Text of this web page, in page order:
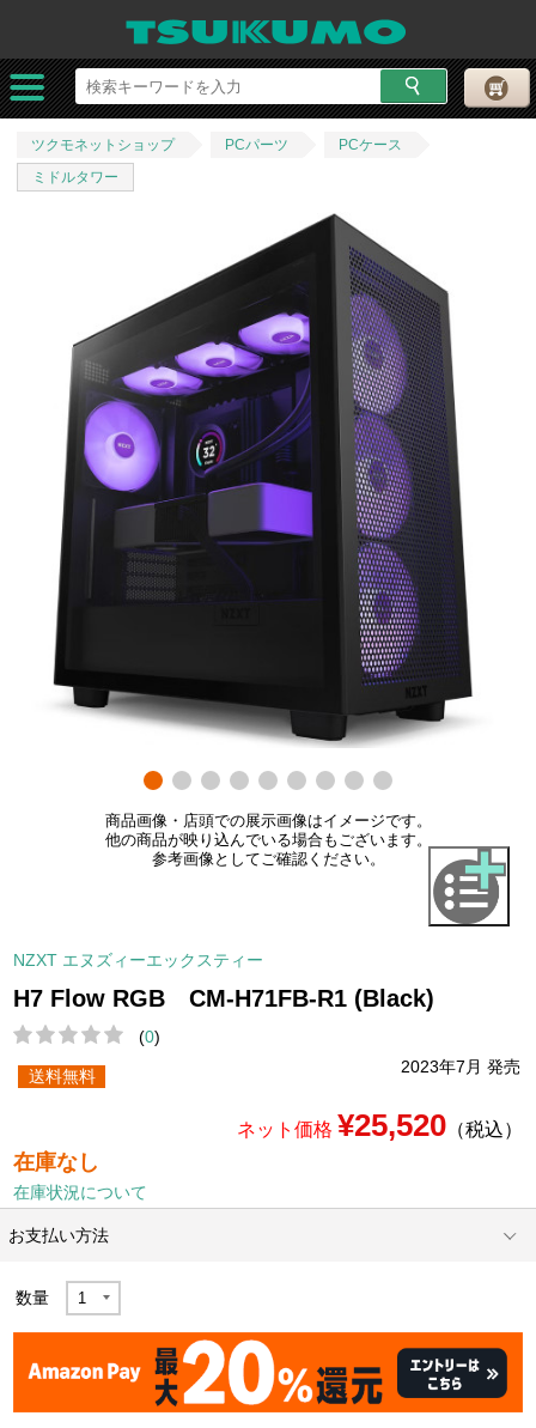
ツクモネットショップ PCパーツ
PCケース
ミドルタワー
商品画像・店頭での展示画像はイメージです。
他の商品が映り込んでいる場合もございます。
参考画像としてご確認ください。
NZXT エヌズィーエックスティー
H7 Flow RGB CM-H71FB-R1 (Black)
(0)
2023年7月 発売
送料無料
ネット価格 ¥25,520（税込）
在庫なし
在庫状況について
お支払い方法
数量